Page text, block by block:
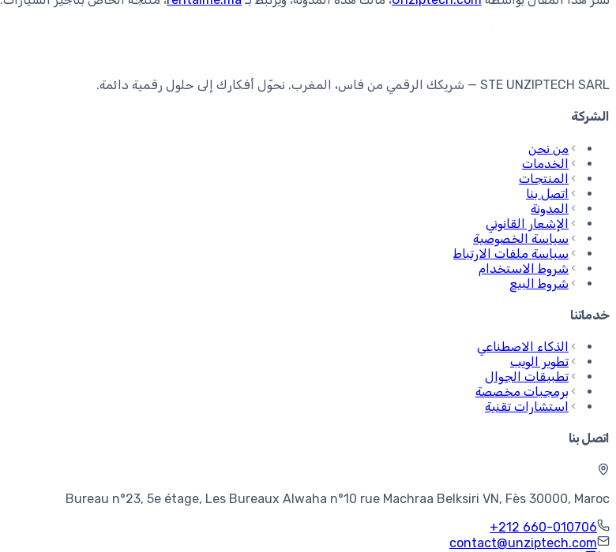
STE UNZIPTECH SARL — شريكك الرقمي من فاس، المغرب. نحوّل أفكارك إلى حلول رقمية دائمة.
الشركة
من نحن
الخدمات
المنتجات
اتصل بنا
المدونة
الإشعار القانوني
سياسة الخصوصية
سياسة ملفات الارتباط
شروط الاستخدام
شروط البيع
خدماتنا
الذكاء الاصطناعي
تطوير الويب
تطبيقات الجوال
برمجيات مخصصة
استشارات تقنية
اتصل بنا
Bureau n°23, 5e étage, Les Bureaux Alwaha n°10 rue Machraa Belksiri VN, Fès 30000, Maroc
+212 660-010706
contact@unziptech.com